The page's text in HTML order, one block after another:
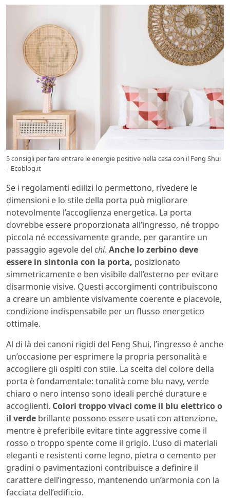
5 consigli per fare entrare le energie positive nella casa con il Feng Shui
– Ecoblog.it
Se i regolamenti edilizi lo permettono, rivedere le
dimensioni e lo stile della porta può migliorare
notevolmente l’accoglienza energetica. La porta
dovrebbe essere proporzionata all’ingresso, né troppo
piccola né eccessivamente grande, per garantire un
passaggio agevole del chi. Anche lo zerbino deve
essere in sintonia con la porta, posizionato
simmetricamente e ben visibile dall’esterno per evitare
disarmonie visive. Questi accorgimenti contribuiscono
a creare un ambiente visivamente coerente e piacevole,
condizione indispensabile per un flusso energetico
ottimale.
Al di là dei canoni rigidi del Feng Shui, l’ingresso è anche
un’occasione per esprimere la propria personalità e
accogliere gli ospiti con stile. La scelta del colore della
porta è fondamentale: tonalità come blu navy, verde
chiaro o nero intenso sono ideali perché durature e
accoglienti. Colori troppo vivaci come il blu elettrico o
il verde brillante possono essere usati con attenzione,
mentre è preferibile evitare tinte aggressive come il
rosso o troppo spente come il grigio. L’uso di materiali
eleganti e resistenti come legno, pietra o cemento per
gradini o pavimentazioni contribuisce a definire il
carattere dell’ingresso, mantenendo un’armonia con la
facciata dell’edificio.